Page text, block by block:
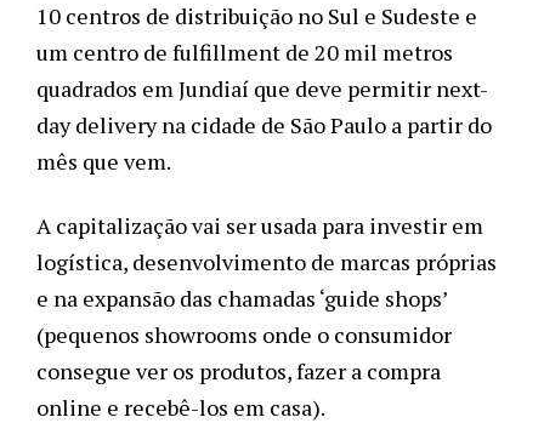
10 centros de distribuição no Sul e Sudeste e
um centro de fulfillment de 20 mil metros
quadrados em Jundiaí que deve permitir next-
day delivery na cidade de São Paulo a partir do
mês que vem.
A capitalização vai ser usada para investir em
logística, desenvolvimento de marcas próprias
e na expansão das chamadas ‘guide shops’
(pequenos showrooms onde o consumidor
consegue ver os produtos, fazer a compra
online e recebê-los em casa).